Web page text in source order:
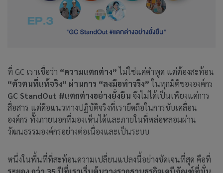
ที่ GC เราเชื่อว่า “ความแตกต่าง”ไม่ใช่แค่คำพูด แต่ต้องสะท้อน
“ตัวตนที่แท้จริง” ผ่านการ “ลงมือทำจริง”ในทุกมิติขององค์กร
GC StandOut #แตกต่างอย่างยั่งยืน จึงไม่ได้เป็นเพียงแค่การ
สื่อสาร แต่คือแนวทางปฏิบัติจริงที่เรายึดถือในการขับเคลื่อน
องค์กร ทั้งภายนอกที่มองเห็นได้และภายในที่หล่อหลอมผ่าน
วัฒนธรรมองค์กรอย่างต่อเนื่องและเป็นระบบ
หนึ่งในพื้นที่ที่สะท้อนความเปลี่ยนแปลงนี้อย่างชัดเจนที่สุด คือที่